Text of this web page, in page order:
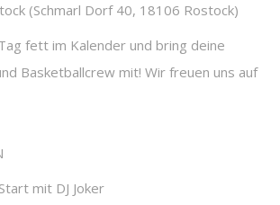
(Schmarl Dorf 40, 18106 Rostock)
fett im Kalender und bring deine
Basketballcrew mit! Wir freuen uns auf
mit DJ Joker